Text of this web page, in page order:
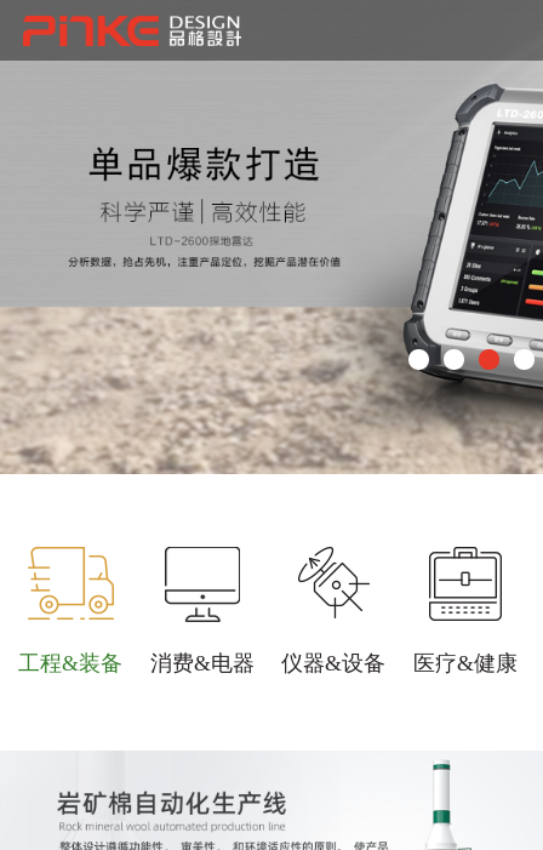
工程&装备 消费&电器 仪器&设备 医疗&健康